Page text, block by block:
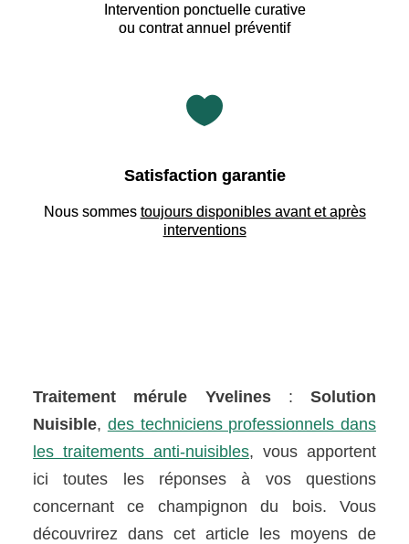
Intervention ponctuelle curative
ou contrat annuel préventif

Satisfaction garantie
Nous sommes toujours disponibles avant et après
interventions
Traitement mérule Yvelines: Solution
Nuisible, des techniciens professionnels dans
les traitements anti-nuisibles, vous apportent
ici toutes les réponses à vos questions
concernant ce champignon du bois. Vous
découvrirez dans cet article les moyens de